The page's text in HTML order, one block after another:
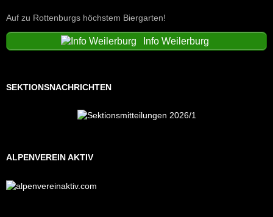
Auf zu Rottenburgs höchstem Biergarten!
Info Weilerburg
SEKTIONSNACHRICHTEN
ALPENVEREIN AKTIV